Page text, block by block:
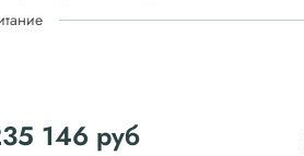
146 руб